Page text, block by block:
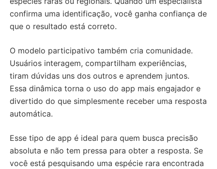
confirma uma identificação, você ganha confiança de
que o resultado está correto.
O modelo participativo também cria comunidade.
Usuários interagem, compartilham experiências,
tiram dúvidas uns dos outros e aprendem juntos.
Essa dinâmica torna o uso do app mais engajador e
divertido do que simplesmente receber uma resposta
automática.
Esse tipo de app é ideal para quem busca precisão
absoluta e não tem pressa para obter a resposta. Se
você está pesquisando uma espécie rara encontrada